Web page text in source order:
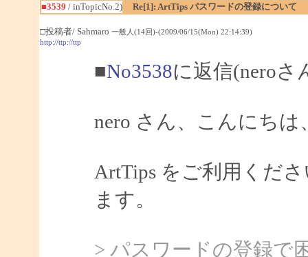
■3539 / inTopicNo.2) Re[1]: ArtTips パスワードの登録について
□投稿者/ Sahmaro 一般人(14回)-(2009/06/15(Mon) 22:14:39)
http://ttp://ttp
■No3538に返信(neroさ
nero さん、こんにちは
ArtTips をご利用くだ
ます。
> パスワードの登録で